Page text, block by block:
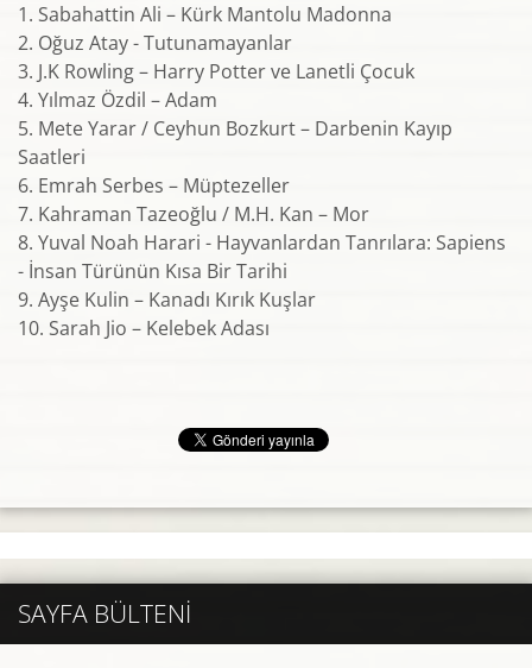
1. Sabahattin Ali – Kürk Mantolu Madonna
2. Oğuz Atay - Tutunamayanlar
3. J.K Rowling – Harry Potter ve Lanetli Çocuk
4. Yılmaz Özdil – Adam
5. Mete Yarar / Ceyhun Bozkurt – Darbenin Kayıp
Saatleri
6. Emrah Serbes – Müptezeller
7. Kahraman Tazeoğlu / M.H. Kan – Mor
8. Yuval Noah Harari - Hayvanlardan Tanrılara: Sapiens
- İnsan Türünün Kısa Bir Tarihi
9. Ayşe Kulin – Kanadı Kırık Kuşlar
10. Sarah Jio – Kelebek Adası
SAYFA BÜLTENI